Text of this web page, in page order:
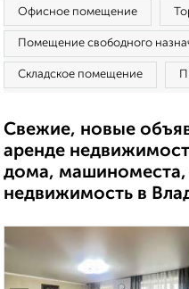
Офисное помещение
Помещение свободного
Складское помещение
Свежие, новые
аренде
дома, машиноместа,
недвижимость в